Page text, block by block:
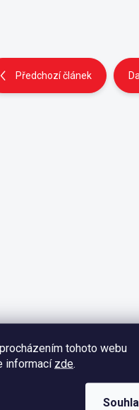
tohoto webu
informací zde.
Předchozí článek